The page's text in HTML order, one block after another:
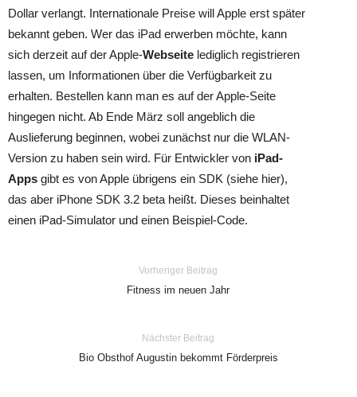
Dollar verlangt. Internationale Preise will Apple erst später
bekannt geben. Wer das iPad erwerben möchte, kann
sich derzeit auf der Apple-Webseite lediglich registrieren
lassen, um Informationen über die Verfügbarkeit zu
erhalten. Bestellen kann man es auf der Apple-Seite
hingegen nicht. Ab Ende März soll angeblich die
Auslieferung beginnen, wobei zunächst nur die WLAN-
Version zu haben sein wird. Für Entwickler von iPad-
Apps gibt es von Apple übrigens ein SDK (siehe hier),
das aber iPhone SDK 3.2 beta heißt. Dieses beinhaltet
einen iPad-Simulator und einen Beispiel-Code.
Vorheriger Beitrag
Fitness im neuen Jahr
Nächster Beitrag
Bio Obsthof Augustin bekommt Förderpreis